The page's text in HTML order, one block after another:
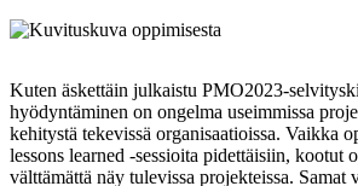
Kuten äskettäin julkaistu PMO2023-
hyödyntäminen on ongelma useimmissa
kehitystä tekevissä organisaatioissa. Vaikka
lessons learned -sessioita pidettäisiin, kootut
välttämättä näy tulevissa projekteissa. Samat